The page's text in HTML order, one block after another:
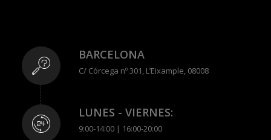
BARCELONA
C/ Córcega nº 301, L’Eixample, 08008
LUNES - VIERNES:
9:00-14:00 | 16:00-20:00